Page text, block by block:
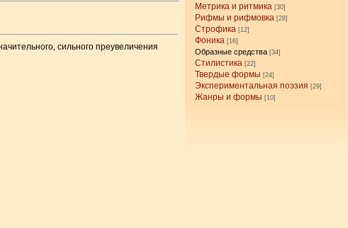
Метрика и ритмика [30]
Рифмы и рифмовка [28]
Строфика [12]
Фоника [16]
Образные средства [34]
Стилистика [22]
Твердые формы [24]
Экспериментальная поэзия [29]
Жанры и формы [10]
сильного преувеличения